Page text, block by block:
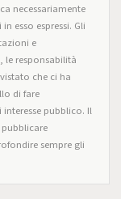
necessariamente
esso espressi. Gli
e
le responsabilità
che ci ha
di fare
pubblico. Il
sempre gli